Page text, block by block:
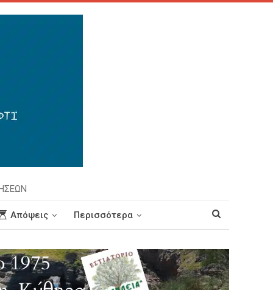
Απόψεις Περισσότερα